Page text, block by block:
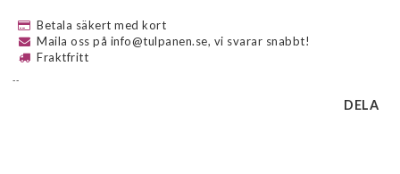
Betala säkert med kort
Maila oss på info@tulpanen.se, vi svarar snabbt!
Fraktfritt
--
DELA